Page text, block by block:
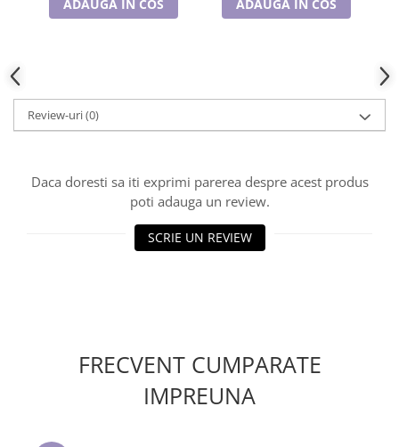
Cadouri pentru Doctori
ADAUGA IN COS ADAUGA IN COS
Review-uri(0)
Daca doresti sa iti exprimi parerea despre acest produs
poti adauga un review.
SCRIE UN REVIEW
FRECVENT CUMPARATE
IMPREUNA